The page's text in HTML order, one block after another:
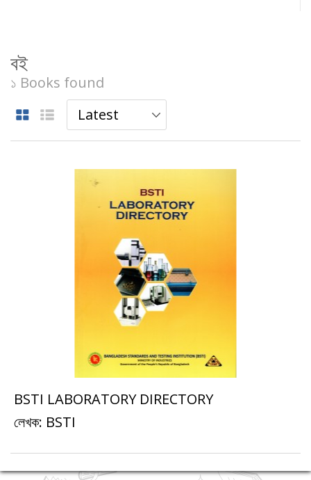
বই
১ Books found
BSTI LABORATORY DIRECTORY
লেখক: BSTI